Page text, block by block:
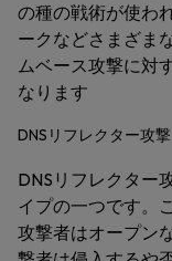
の種の戦術が使わ
ークなどさまざま
ムベース攻撃に対
なります
DNSリフレクター攻撃
DNSリフレクター
イプの一つです。
攻撃者はオープン